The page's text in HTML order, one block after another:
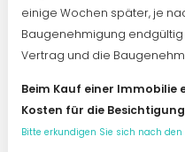
einige Wochen später, je
Baugenehmigung endgültig
Vertrag und die
Beim Kauf einer Immobilie
Kosten für die
Bitte erkundigen Sie sich nach den